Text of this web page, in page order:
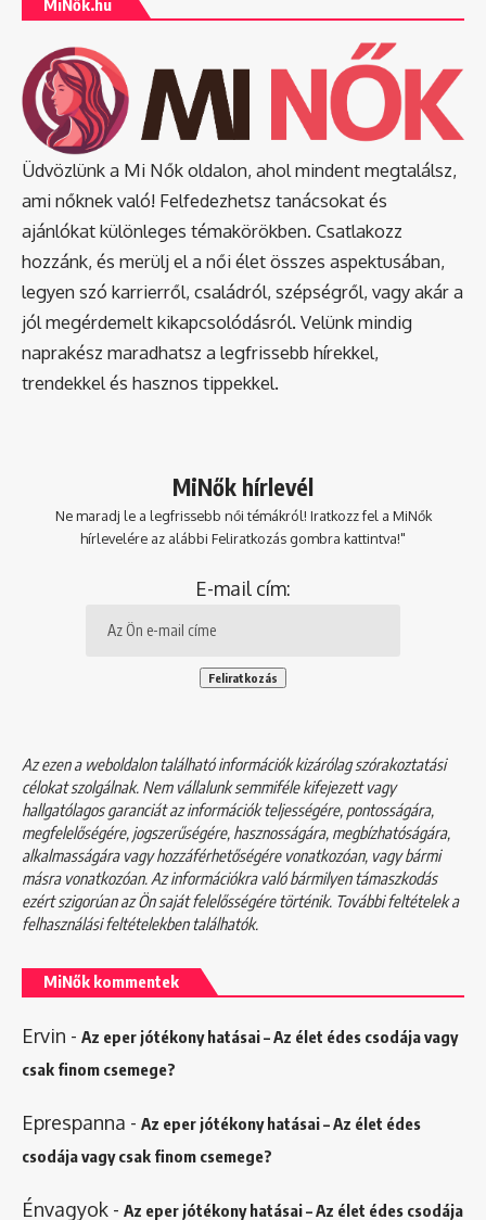
MiNők.hu
Üdvözlünk a Mi Nők oldalon, ahol mindent megtalálsz,
ami nőknek való! Felfedezhetsz tanácsokat és
ajánlókat különleges témakörökben. Csatlakozz
hozzánk, és merülj el a női élet összes aspektusában,
legyen szó karrierről, családról, szépségről, vagy akár a
jól megérdemelt kikapcsolódásról. Velünk mindig
naprakész maradhatsz a legfrissebb hírekkel,
trendekkel és hasznos tippekkel.
MiNők hírlevél
Ne maradj le a legfrissebb női témákról! Iratkozz fel a MiNők
hírlevelére az alábbi Feliratkozás gombra kattintva!"
E-mail cím:
Az ezen a weboldalon található információk kizárólag szórakoztatási
célokat szolgálnak. Nem vállalunk semmiféle kifejezett vagy
hallgatólagos garanciát az információk teljességére, pontosságára,
megfelelőségére, jogszerűségére, hasznosságára, megbízhatóságára,
alkalmasságára vagy hozzáférhetőségére vonatkozóan, vagy bármi
másra vonatkozóan. Az információkra való bármilyen támaszkodás
ezért szigorúan az Ön saját felelősségére történik. További feltételek a
felhasználási feltételekbentalálhatók.
MiNők kommentek
Ervin - Az eper jótékony hatásai – Az élet édes csodája vagy
csak finom csemege?
Eprespanna - Az eper jótékony hatásai – Az élet édes
csodája vagy csak finom csemege?
Énvagyok - Az eper jótékony hatásai – Az élet édes csodája